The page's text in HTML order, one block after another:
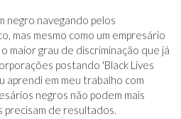
negro navegando pelos
mas mesmo como um empresário
maior grau de discriminação que já
postando 'Black Lives
aprendi em meu trabalho com
negros não podem mais
precisam de resultados.